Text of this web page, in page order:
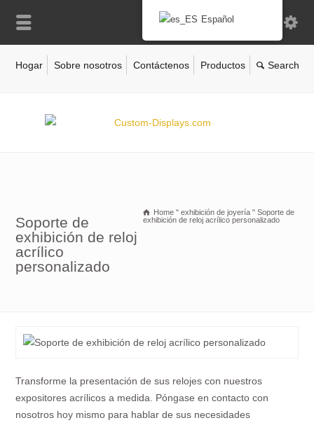
Hogar Sobre nosotros Contáctenos Productos
Soporte de
exhibición de reloj
acrílico
personalizado
Home " exhibición de joyería " Soporte de
exhibición de reloj acrílico personalizado
Transforme la presentación de sus relojes con nuestros
expositores acrílicos a medida. Póngase en contacto con
nosotros hoy mismo para hablar de sus necesidades
Español